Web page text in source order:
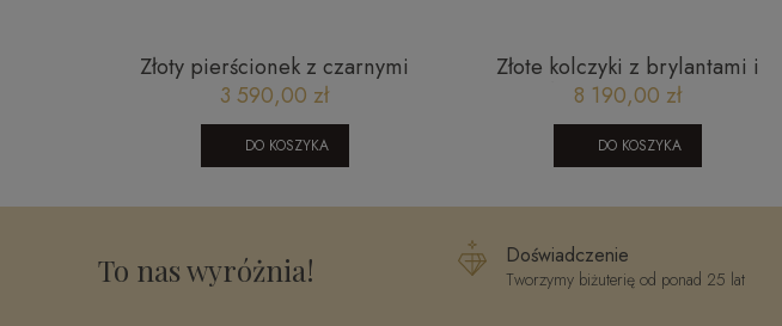
Złoty pierścionek z czarnymi
brylantami i brylantami R56276
3 590,00 zł
DO KOSZYKA
Złote kolczyki z brylantami i
szafirami JE5544SAPW
8 190,00 zł
DO KOSZYKA
To nas wyróżnia! Doświadczenie
Tworzymy biżuterię od ponad 25 lat